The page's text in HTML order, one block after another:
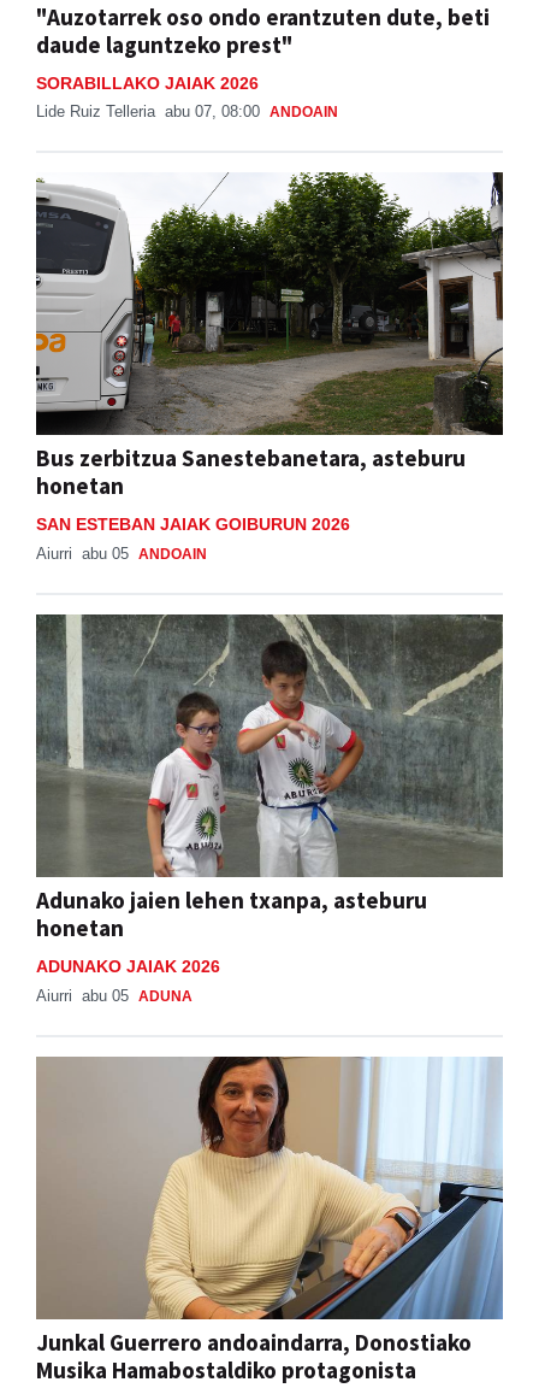
"Auzotarrek oso ondo erantzuten dute, beti
daude laguntzeko prest"
SORABILLAKO JAIAK 2026
Lide Ruiz Telleria abu 07, 08:00 ANDOAIN
Bus zerbitzua Sanestebanetara, asteburu
honetan
SAN ESTEBAN JAIAK GOIBURUN 2026
Aiurri abu 05 ANDOAIN
Adunako jaien lehen txanpa, asteburu
honetan
ADUNAKO JAIAK 2026
Aiurri abu 05 ADUNA
Junkal Guerrero andoaindarra, Donostiako
Musika Hamabostaldiko protagonista